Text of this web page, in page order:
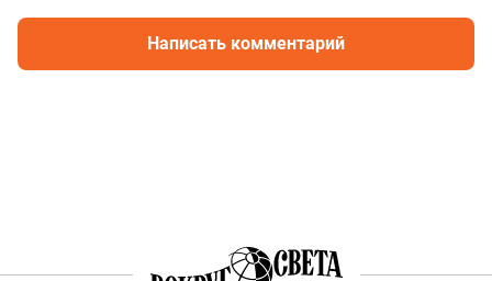
Написать комментарий